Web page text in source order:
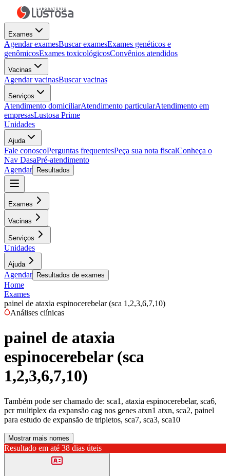
Exames
Agendar examesBuscar examesExames genéticos e
genômicosExames toxicológicosConvênios atendidos
Vacinas
Agendar vacinasBuscar vacinas
Serviços
Atendimento domiciliarAtendimento particularAtendimento em
empresasLustosa Prime
Unidades
Ajuda
Fale conoscoPerguntas frequentesPeça sua nota fiscalConheça o
Nav DasaPré-atendimento
Agendar
Resultados
Exames
Vacinas
Serviços
Unidades
Ajuda
Agendar Resultados de exames
Home
Exames
painel de ataxia espinocerebelar (sca 1,2,3,6,7,10)
Análises clínicas
painel de ataxia
espinocerebelar (sca
1,2,3,6,7,10)
Também pode ser chamado de: sca1, ataxia espinocerebelar, sca6,
pcr multiplex da expansão cag nos genes atxn1 atxn, sca2, painel
para estudo de expansão de tripletos, sca7, sca3, sca10
Mostrar mais nomes
Resultado em até 38 dias úteis